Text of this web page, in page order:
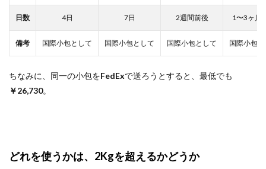
日数 4日 7日 2週間前後 1〜3ヶ月
備考 国際小包として 国際小包として 国際小包として 国際小包
ちなみに、同一の小包をFedExで送ろうとすると、最低でも
￥26,730。
どれを使うかは、2Kgを超えるかどうか